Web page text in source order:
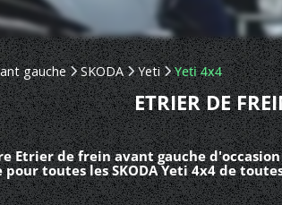
gauche SKODA Yeti Yeti 4x4
ETRIER DE
Etrier de frein avant gauche
toutes les SKODA Yeti 4x4 de